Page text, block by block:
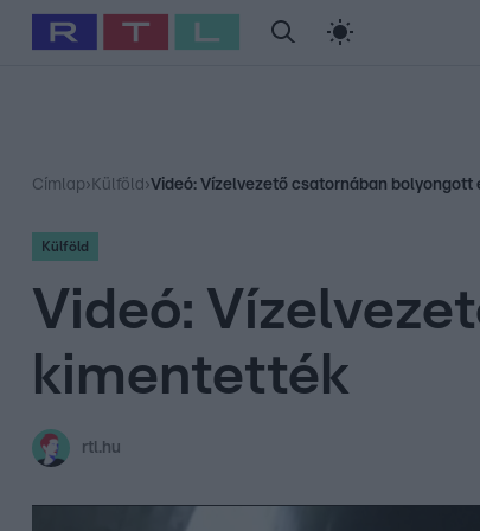
Babits Marcella Szellő István Most Wanted
Címlap› Külföld ›Videó: Vízelvezető csatornában bolyongott
Külföld
Videó:
kimentették
rtl.hu